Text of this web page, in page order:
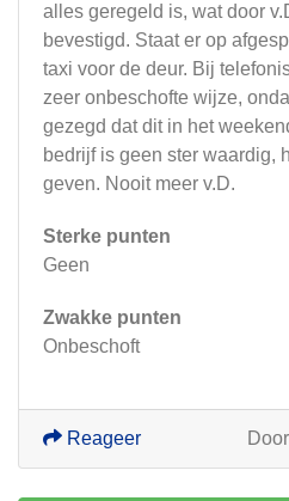
alles geregeld is, wat door
bevestigd. Staat er op
taxi voor de deur. Bij
zeer onbeschofte wijze,
gezegd dat dit in het
bedrijf is geen ster waardig,
geven. Nooit meer v.D.
Sterke punten
Geen
Zwakke punten
Onbeschoft
Door
Reageer